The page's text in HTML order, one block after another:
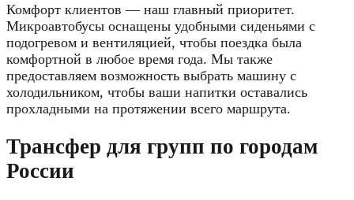
Комфорт клиентов — наш главный приоритет.
Микроавтобусы оснащены удобными сиденьями с
подогревом и вентиляцией, чтобы поездка была
комфортной в любое время года. Мы также
предоставляем возможность выбрать машину с
холодильником, чтобы ваши напитки оставались
прохладными на протяжении всего маршрута.
Трансфер для групп по городам
России